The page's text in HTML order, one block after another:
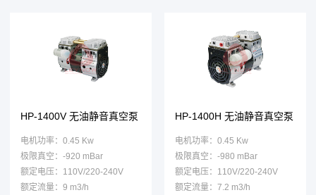
HP-1400V 无油静音真空泵
电机功率：0.45 Kw
极限真空：-920 mBar
额定电压：110V/220-240V
额定流量：9 m3/h
HP-1400H 无油静音真空泵
电机功率：0.45 Kw
极限真空：-980 mBar
额定电压：110V/220-240V
额定流量：7.2 m3/h